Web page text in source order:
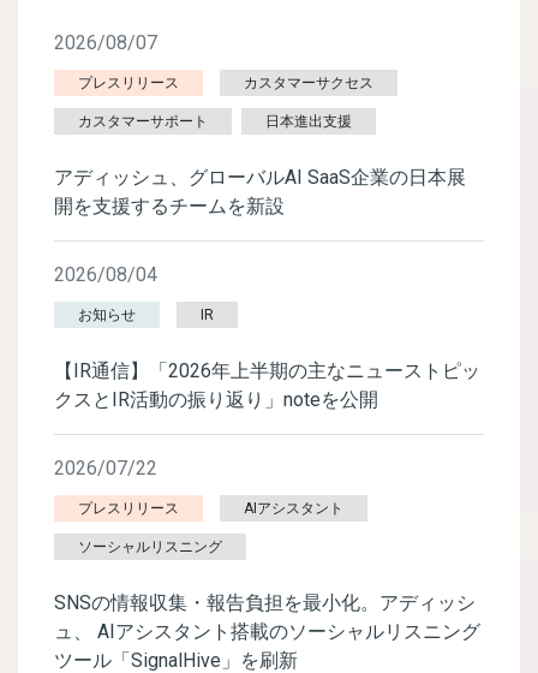
2026/08/07
プレスリリース カスタマーサクセス
カスタマーサポート 日本進出支援
アディッシュ、グローバルAI SaaS企業の日本展
開を支援するチームを新設
2026/08/04
お知らせ IR
【IR通信】「2026年上半期の主なニューストピッ
クスとIR活動の振り返り」noteを公開
2026/07/22
プレスリリース AIアシスタント
ソーシャルリスニング
SNSの情報収集・報告負担を最小化。アディッシ
ュ、 AIアシスタント搭載のソーシャルリスニング
ツール「SignalHive」を刷新